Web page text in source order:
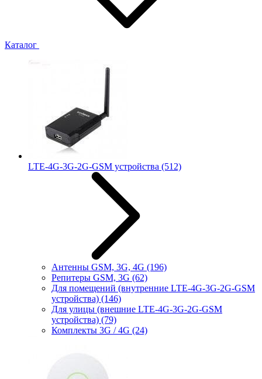
Каталог
LTE-4G-3G-2G-GSM устройства (512)
Антенны GSM, 3G, 4G (196)
Репитеры GSM, 3G (62)
Для помещений (внутренние LTE-4G-3G-2G-GSM
устройства) (146)
Для улицы (внешние LTE-4G-3G-2G-GSM
устройства) (79)
Комплекты 3G / 4G (24)